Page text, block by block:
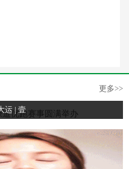
更多>>
运 | 壹